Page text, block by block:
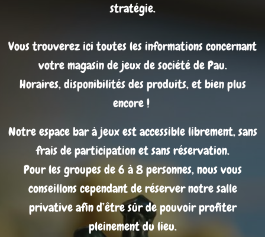
stratégie.
Vous trouverez ici toutes les informations concernant
votre magasin de jeux de société de Pau.
Horaires, disponibilités des produits, et bien plus
encore !
Notre espace bar à jeux est accessible librement, sans
frais de participation et sans réservation.
Pour les groupes de 6 à 8 personnes, nous vous
conseillons cependant de réserver notre salle
privative afin d’être sûr de pouvoir profiter
pleinement du lieu.